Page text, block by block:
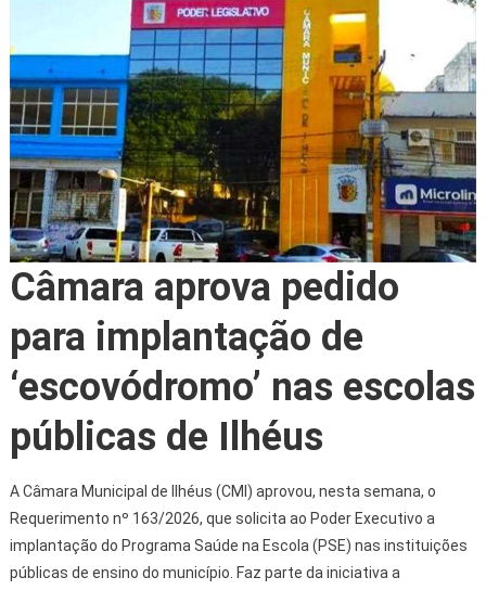
Câmara aprova pedido
para implantação de
‘escovódromo’ nas escolas
públicas de Ilhéus
A Câmara Municipal de Ilhéus (CMI) aprovou, nesta semana, o
Requerimento nº 163/2026, que solicita ao Poder Executivo a
implantação do Programa Saúde na Escola (PSE) nas instituições
públicas de ensino do município. Faz parte da iniciativa a